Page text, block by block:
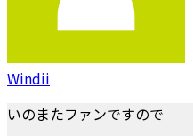
Windii
いのまたファンですので